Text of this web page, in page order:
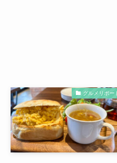
グルメリポー